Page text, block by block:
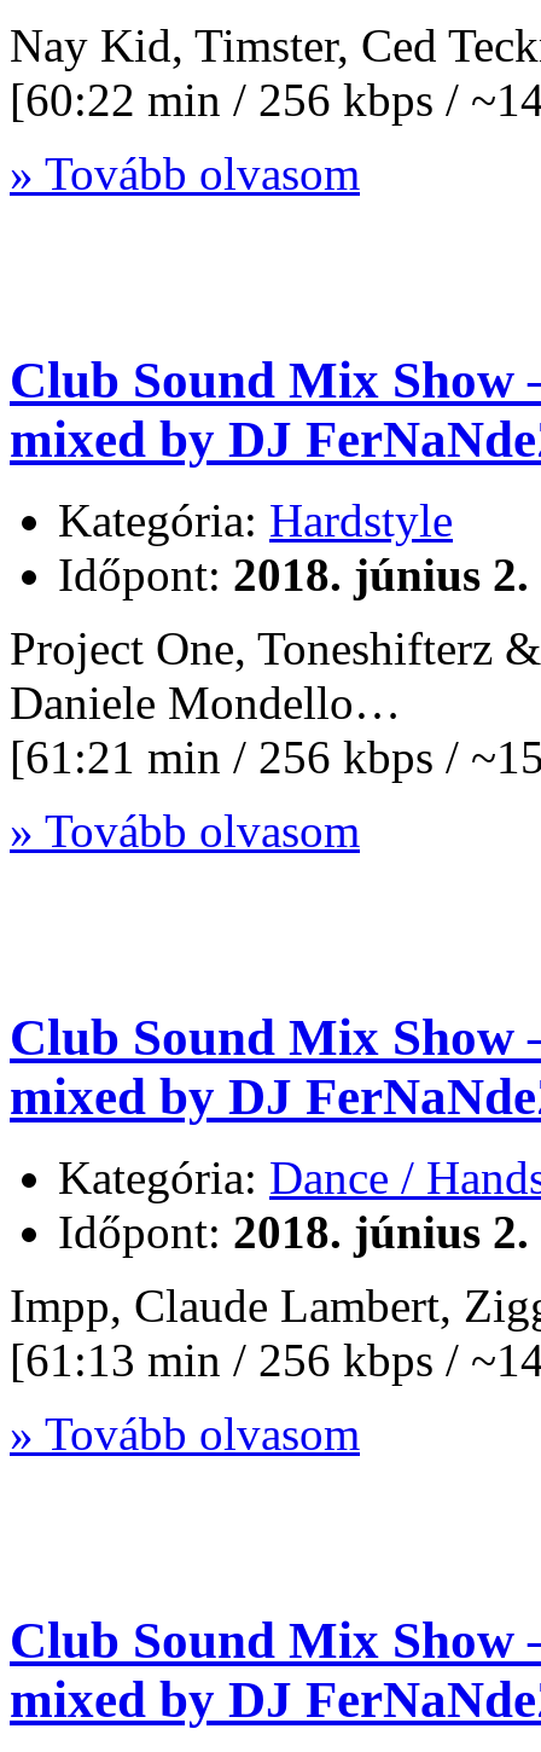
Nay Kid, Timster, Ced
[60:22 min / 256 kbps /
» Tovább olvasom
Club Sound Mix Show
mixed by DJ
Kategória: Hardstyle
Időpont: 2018. június 2.
Project One, Toneshifterz
Daniele Mondello…
[61:21 min / 256 kbps /
» Tovább olvasom
Club Sound Mix Show
mixed by DJ
Kategória: Dance /
Időpont: 2018. június 2.
Impp, Claude Lambert,
[61:13 min / 256 kbps /
» Tovább olvasom
Club Sound Mix Show
mixed by DJ